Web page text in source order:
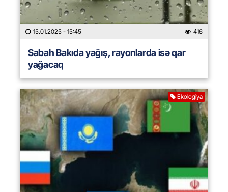
15.01.2025 - 15:45 416
Sabah Bakıda yağış, rayonlarda isə qar
yağacaq
Ekologiya